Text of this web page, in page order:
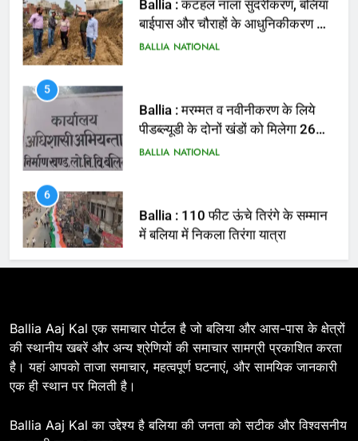
तैयारी तेज
BALLIA NATIONAL
5
करोड़
BALLIA NATIONAL
6
BALLIA NATIONAL
7
BALLIA NATIONAL
8
के साथ रेलवे स्टेशन व शहर में किया पैदल
BALLIA NATIONAL
Ballia Aaj Kal एक समाचार पोर्टल है जो बलिया और आस-पास के क्षेत्रों
की स्थानीय खबरें और अन्य श्रेणियों की समाचार सामग्री प्रकाशित करता
है। यहां आपको ताजा समाचार, महत्वपूर्ण घटनाएं, और सामयिक जानकारी
एक ही स्थान पर मिलती है।
Ballia Aaj Kal का उद्देश्य है बलिया की जनता को सटीक और विश्वसनीय